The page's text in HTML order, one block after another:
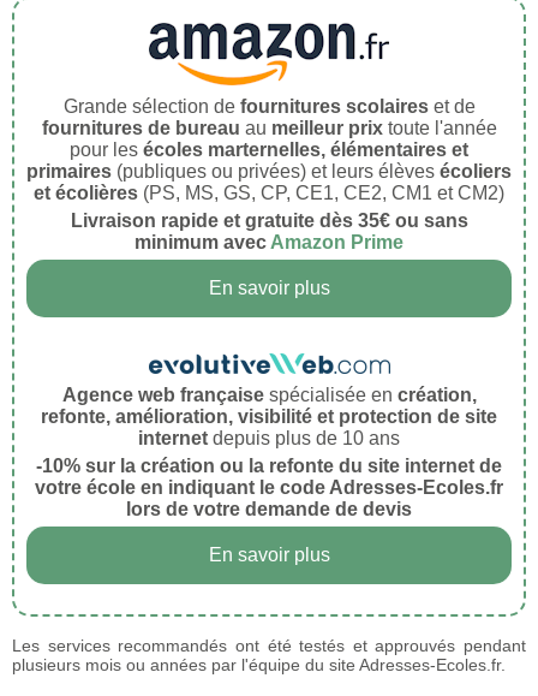
Grande sélection de fournitures scolaireset de
fournitures de bureau au meilleur prixtoute l'année
pour les écoles marternelles, élémentaires et
primaires (publiques ou privées) et leurs élèves écoliers
et écolières (PS, MS, GS, CP, CE1, CE2, CM1 et CM2)
Livraison rapide et gratuite dès 35€ ou sans
minimum avec Amazon Prime
En savoir plus
Agence web françaisespécialisée en création,
refonte, amélioration, visibilité et protection de site
internet depuis plus de 10 ans
-10% sur la création ou la refonte du site internet de
votre école en indiquant le code Adresses-Ecoles.fr
lors de votre demande de devis
En savoir plus
Les services recommandés ont été testés et approuvés pendant
plusieurs mois ou années par l'équipe du site Adresses-Ecoles.fr.